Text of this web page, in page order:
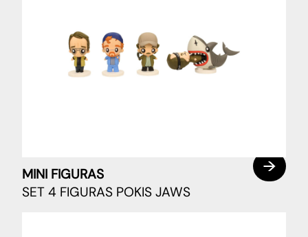
MINI FIGURAS
SET 4 FIGURAS POKIS JAWS